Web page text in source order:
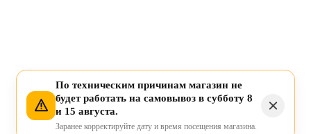
По техническим причинам магазин не
будет работать на самовывоз в субботу 8
и 15 августа.
Заранее корректируйте дату и время посещения магазина.